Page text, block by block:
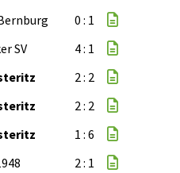
0 : 1
SV
4 : 1
2 : 2
2 : 2
1 : 6
2 : 1